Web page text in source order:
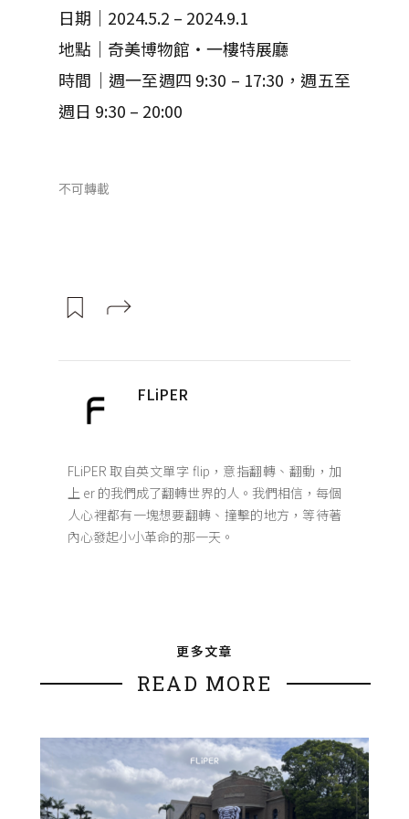
日期｜2024.5.2 – 2024.9.1
地點｜奇美博物館・一樓特展廳
時間｜週一至週四 9:30 – 17:30，週五至
週日 9:30 – 20:00
不可轉載
FLiPER
FLiPER 取自英文單字 flip，意指翻轉、翻動，加
上 er 的我們成了翻轉世界的人。我們相信，每個
人心裡都有一塊想要翻轉、撞擊的地方，等待著
內心發起小小革命的那一天。
更多文章
READ MORE